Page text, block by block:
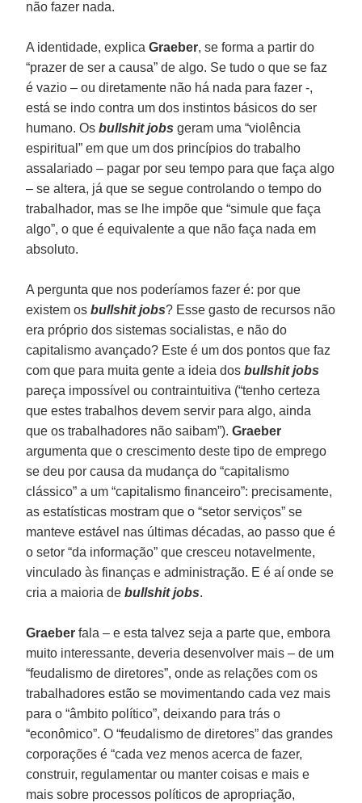
não fazer nada.
A identidade, explicaGraeber, se forma a partir do
“prazer de ser a causa” de algo. Se tudo o que se faz
é vazio – ou diretamente não há nada para fazer -,
está se indo contra um dos instintos básicos do ser
humano. Osbullshit jobs geram uma “violência
espiritual” em que um dos princípios do trabalho
assalariado – pagar por seu tempo para que faça algo
– se altera, já que se segue controlando o tempo do
trabalhador, mas se lhe impõe que “simule que faça
algo”, o que é equivalente a que não faça nada em
absoluto.
A pergunta que nos poderíamos fazer é: por que
existem osbullshit jobs? Esse gasto de recursos não
era próprio dos sistemas socialistas, e não do
capitalismo avançado? Este é um dos pontos que faz
com que para muita gente a ideia dosbullshit jobs
pareça impossível ou contraintuitiva (“tenho certeza
que estes trabalhos devem servir para algo, ainda
que os trabalhadores não saibam”).Graeber
argumenta que o crescimento deste tipo de emprego
se deu por causa da mudança do “capitalismo
clássico” a um “capitalismo financeiro”: precisamente,
as estatísticas mostram que o “setor serviços” se
manteve estável nas últimas décadas, ao passo que é
o setor “da informação” que cresceu notavelmente,
vinculado às finanças e administração. E é aí onde se
cria a maioria debullshit jobs.
Graeber fala – e esta talvez seja a parte que, embora
muito interessante, deveria desenvolver mais – de um
“feudalismo de diretores”, onde as relações com os
trabalhadores estão se movimentando cada vez mais
para o “âmbito político”, deixando para trás o
“econômico”. O “feudalismo de diretores” das grandes
corporações é “cada vez menos acerca de fazer,
construir, regulamentar ou manter coisas e mais e
mais sobre processos políticos de apropriação,